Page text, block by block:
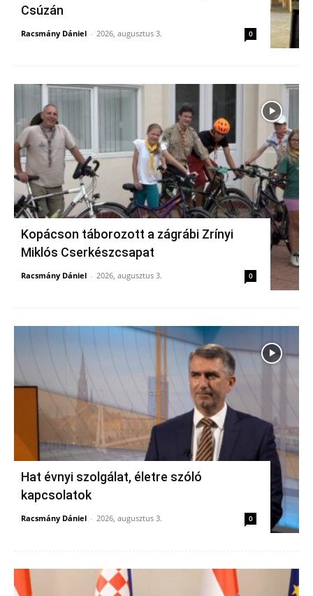
Csúzán
Racsmány Dániel - 2026, augusztus 3. 0
Kopácson táborozott a zágrábi Zrínyi
Miklós Cserkészcsapat
Racsmány Dániel - 2026, augusztus 3. 0
Hat évnyi szolgálat, életre szóló
kapcsolatok
Racsmány Dániel - 2026, augusztus 3. 0